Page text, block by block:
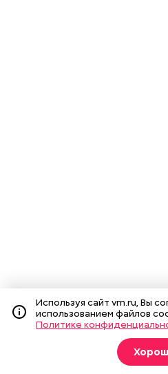
Используя сайт vm.ru, Вы
использованием файлов
Политике